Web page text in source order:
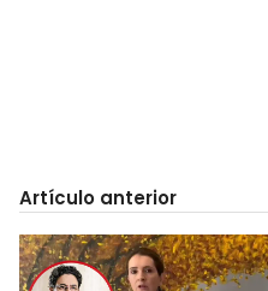
Artículo anterior